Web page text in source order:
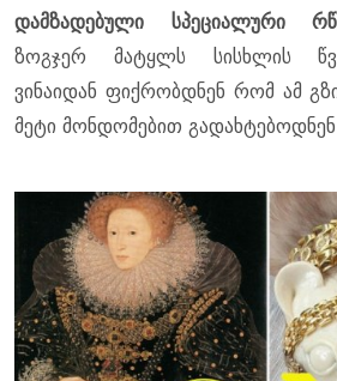
დამზადებული სპეციალური
ზოგჯერ მატყლს სისხლის
ვინაიდან ფიქრობდნენ რომ ამ
მეტი მონდომებით